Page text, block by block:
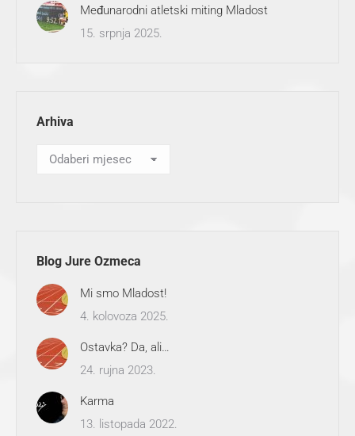
Međunarodni atletski miting Mladost
15. srpnja 2025.
Arhiva
Arhiva
Blog Jure Ozmeca
Mi smo Mladost!
4. kolovoza 2025.
Ostavka? Da, ali…
24. rujna 2023.
Karma
13. listopada 2022.